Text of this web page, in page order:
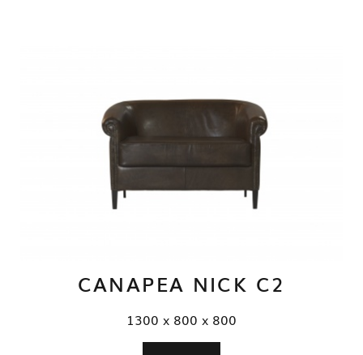
CANAPEA NICK C2
1300 x 800 x 800